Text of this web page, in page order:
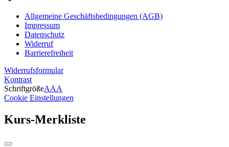
Allgemeine Geschäftsbedingungen (AGB)
Impressum
Datenschutz
Widerruf
Barrierefreiheit
Widerrufsformular
Kontrast
SchriftgrößeAAA
Cookie Einstellungen
Kurs-Merkliste